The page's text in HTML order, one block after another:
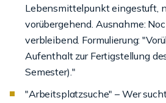
Lebensmittelpunkt eingestuft,
vorübergehend. Ausnahme:
verbleibend. Formulierung:
Aufenthalt zur Fertigstellung
Semester)."
"Arbeitsplatzsuche" – Wer